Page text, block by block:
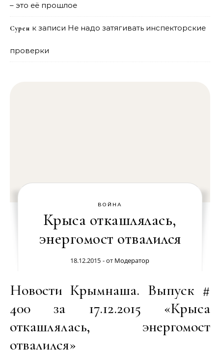
– это её прошлое
Сурен к записи Не надо затягивать инспекторские
проверки
ВОЙНА
Крыса откашлялась,
энергомост отвалился
18.12.2015 - от Модератор
Новости Крымнаша. Выпуск #
400 за 17.12.2015 «Крыса
откашлялась, энергомост
отвалился»